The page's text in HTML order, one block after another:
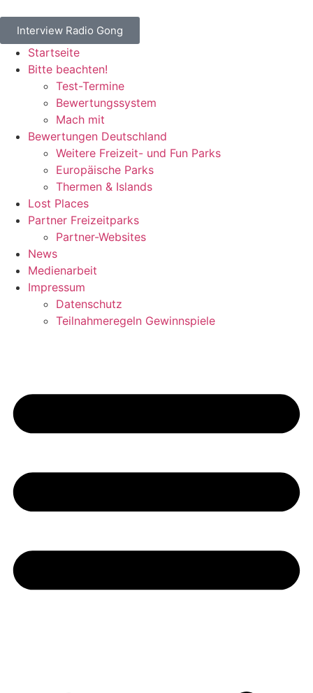
Interview Radio Gong
Startseite
Bitte beachten!
Test-Termine
Bewertungssystem
Mach mit
Bewertungen Deutschland
Weitere Freizeit- und Fun Parks
Europäische Parks
Thermen & Islands
Lost Places
Partner Freizeitparks
Partner-Websites
News
Medienarbeit
Impressum
Datenschutz
Teilnahmeregeln Gewinnspiele